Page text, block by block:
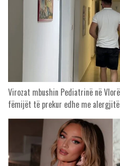
Virozat mbushin Pediatrinë në
fëmijët të prekur edhe me alergjitë